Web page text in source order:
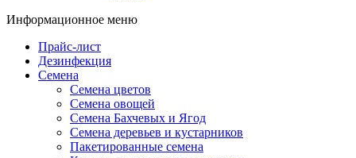
Информационное меню
Прайс-лист
Дезинфекция
Семена
Семена цветов
Семена овощей
Семена Бахчевых и Ягод
Семена деревьев и кустарников
Пакетированные семена